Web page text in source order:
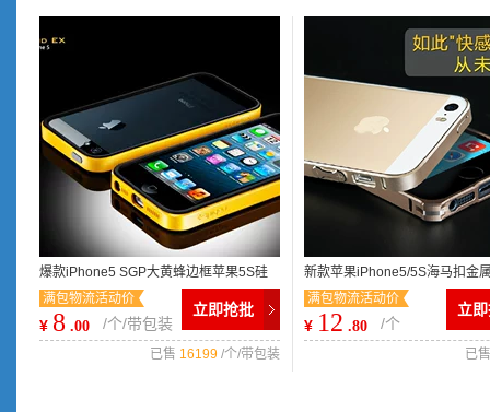
爆款iPhone5 SGP大黄蜂边框苹果5S硅
胶套 iphone5s手机保护壳热销
满包物流活动价
¥ 8 .00 /个/带包装
立即抢批
已售 16199 /个/带包装
新款苹果iPhone5/5S海马扣金
套超薄0.7手机壳厂家直销
满包物流活动价
¥ 12 .80 /个
立
已